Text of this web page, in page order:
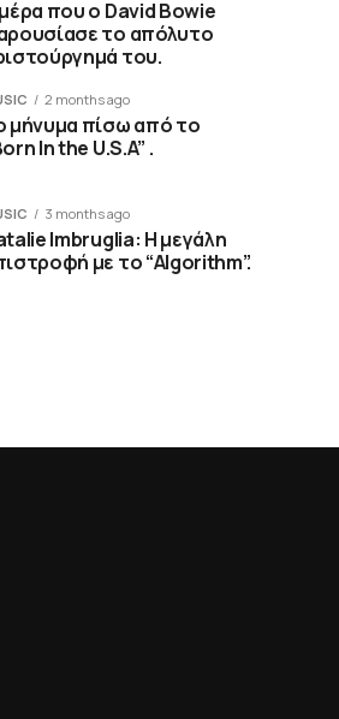
που ο David Bowie
το απόλυτο
του.
2 months ago
μήνυμα πίσω από το
In the U.S.A” .
3 months ago
Imbruglia: Η μεγάλη
με το “Algorithm”.